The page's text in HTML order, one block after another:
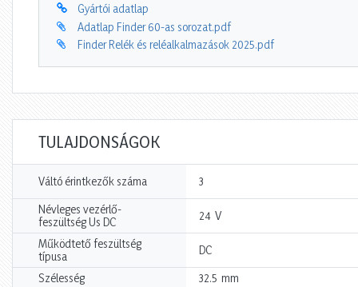
Gyártói adatlap
Adatlap Finder 60-as sorozat.pdf
Finder Relék és reléalkalmazások 2025.pdf
TULAJDONSÁGOK
Váltó érintkezők száma 3
Névleges vezérlő-
feszültség Us DC
24 V
Működtető feszültség
típusa
DC
Szélesség 32.5 mm